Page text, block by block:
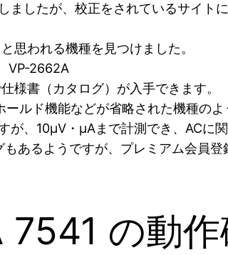
ましたが、校正をされているサイ
思われる機種を見つけました。
VP-2662A
様書（カタログ）が入手できます。
ルド機能などが省略された機種のよ
が、10μV・μAまで計測でき、ACに
あるようですが、プレミアム会員登
7541 の動